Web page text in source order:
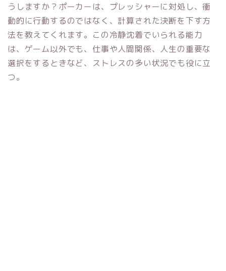
うしますか？ポーカーは、プレッシャーに対処し、衝
動的に行動するのではなく、計算された決断を下す方
法を教えてくれます。この冷静沈着でいられる能力
は、ゲーム以外でも、仕事や人間関係、人生の重要な
選択をするときなど、ストレスの多い状況でも役に立
つ。